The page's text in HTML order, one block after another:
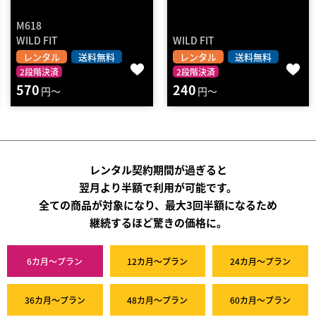
WILD FIT
レンタル 送料無料
2段階決済
240 円～
STRENGTH ASIA
レンタル 送料無料
2段階決済
1170円～
レンタル契約期間が過ぎると
翌月より半額で利用が可能です。
全ての商品が対象になり、最大3回半額になるため
継続するほど驚きの価格に。
6カ月～プラン 12カ月～プラン 24カ月～プラン
36カ月～プラン 48カ月～プラン 60カ月～プラン